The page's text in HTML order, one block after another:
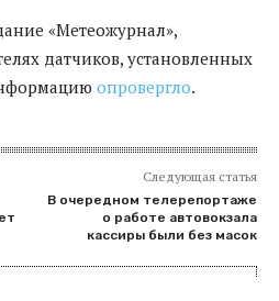
«Метеожурнал»,
датчиков, установленных
опровергло.
Следующая статья
В очередном телерепортаже
о работе автовокзала
кассиры были без масок